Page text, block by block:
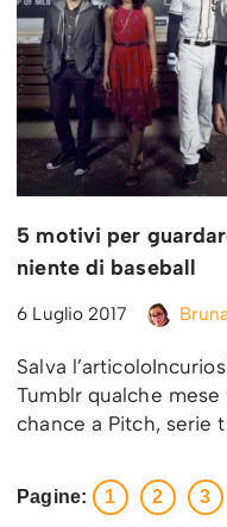
5 motivi per
niente di baseball
6 Luglio 2017
Salva
Tumblr qualche
chance a Pitch, serie
Pagine: 1 2 3